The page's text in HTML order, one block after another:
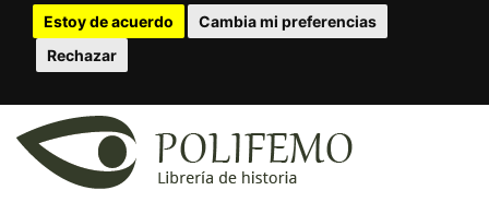
Estoy de acuerdo
Cambia mi preferencias
Rechazar